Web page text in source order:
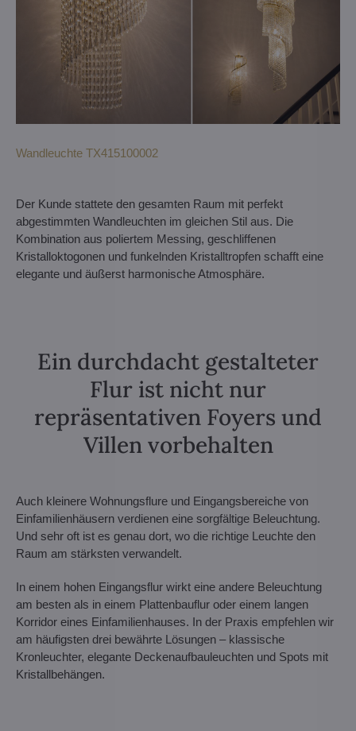
Wandleuchte TX415100002
Der Kunde stattete den gesamten Raum mit perfekt
abgestimmten Wandleuchten im gleichen Stil aus. Die
Kombination aus poliertem Messing, geschliffenen
Kristalloktogonen und funkelnden Kristalltropfen schafft eine
elegante und äußerst harmonische Atmosphäre.
Ein durchdacht gestalteter
Flur ist nicht nur
repräsentativen Foyers und
Villen vorbehalten
Auch kleinere Wohnungsflure und Eingangsbereiche von
Einfamilienhäusern verdienen eine sorgfältige Beleuchtung.
Und sehr oft ist es genau dort, wo die richtige Leuchte den
Raum am stärksten verwandelt.
In einem hohen Eingangsflur wirkt eine andere Beleuchtung
am besten als in einem Plattenbauflur oder einem langen
Korridor eines Einfamilienhauses. In der Praxis empfehlen wir
am häufigsten drei bewährte Lösungen – klassische
Kronleuchter, elegante Deckenaufbauleuchten und Spots mit
Kristallbehängen.